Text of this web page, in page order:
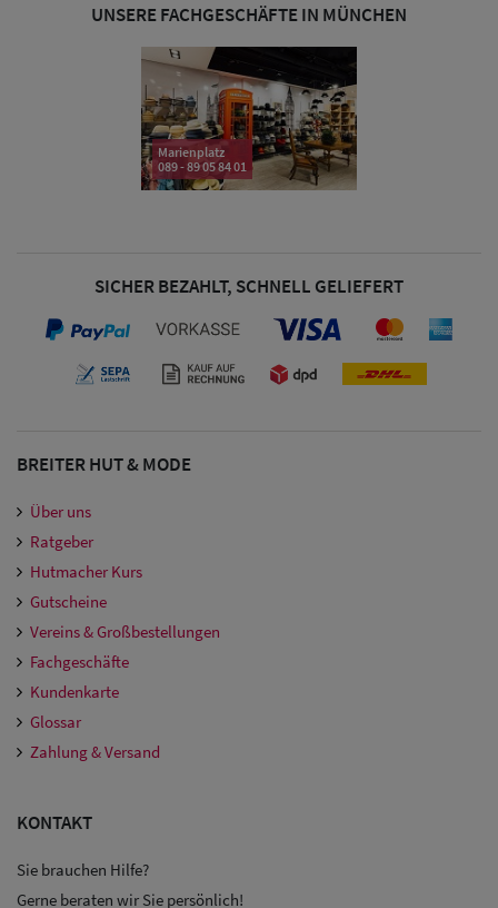
Baseball Caps
Schutz Caps
Sonnenschilder
& Visoren
Damen
Damen Caps
(63-65 cm)
UNSERE FACHGESCHÄFTE IN MÜNCHEN
Marienplatz
089 - 89 05 84 01
SICHER BEZAHLT, SCHNELL GELIEFERT
BREITER HUT & MODE
Über uns
Ratgeber
Hutmacher Kurs
Gutscheine
Vereins & Großbestellungen
Fachgeschäfte
Kundenkarte
Glossar
Zahlung & Versand
KONTAKT
Sie brauchen Hilfe?
Gerne beraten wir Sie persönlich!